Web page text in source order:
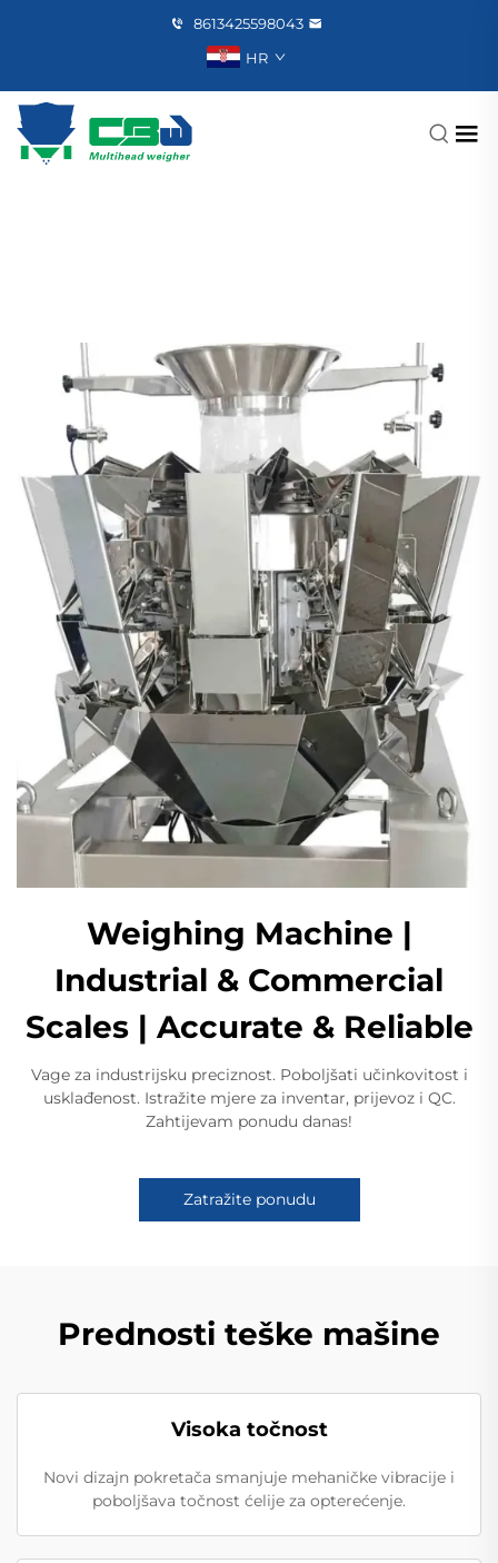
8613425598043
HR
Weighing Machine |
Industrial & Commercial
Scales | Accurate & Reliable
Vage za industrijsku preciznost. Poboljšati učinkovitost i
usklađenost. Istražite mjere za inventar, prijevoz i QC.
Zahtijevam ponudu danas!
Zatražite ponudu
Prednosti teške mašine
Visoka točnost
Novi dizajn pokretača smanjuje mehaničke vibracije i
poboljšava točnost ćelije za opterećenje.